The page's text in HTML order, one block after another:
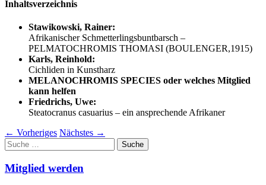
Inhaltsverzeichnis
Stawikowski, Rainer:
Afrikanischer Schmetterlingsbuntbarsch –
PELMATOCHROMIS THOMASI (BOULENGER,1915)
Karls, Reinhold:
Cichliden in Kunstharz
MELANOCHROMIS SPECIES oder welches Mitglied
kann helfen
Friedrichs, Uwe:
Steatocranus casuarius – ein ansprechende Afrikaner
← Vorheriges Nächstes →
Suche
nach:
Mitglied werden